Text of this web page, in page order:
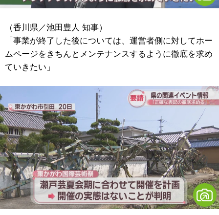
（香川県／池田豊人 知事）
「事業が終了した後については、運営者側に対してホー
ムページをきちんとメンテナンスするように徹底を求め
ていきたい」